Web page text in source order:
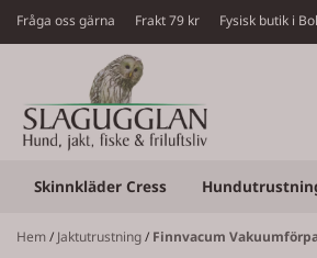
Hoppa till innehåll
Fråga oss gärna Frakt 79 kr Fysisk butik i
Skinnkläder Cress
Hem/ Jaktutrustning/ Finnvacum